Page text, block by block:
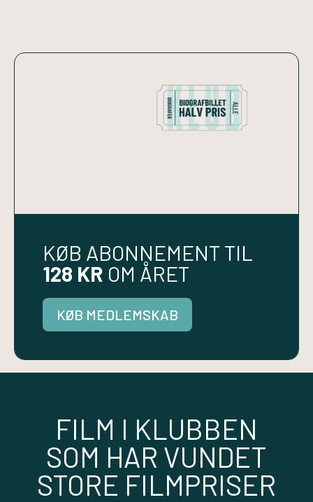
KØB ABONNEMENT TIL
128 KR OM ÅRET
KØB MEDLEMSKAB
FILM I KLUBBEN
SOM HAR VUNDET
STORE FILMPRISER